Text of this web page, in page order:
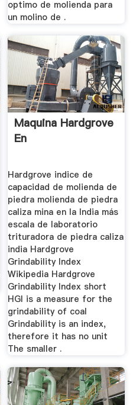
optimo de molienda para
un molino de .
Maquina Hardgrove
En
Hardgrove indice de
capacidad de molienda de
piedra molienda de piedra
caliza mina en la India más
escala de laboratorio
trituradora de piedra caliza
india Hardgrove
Grindability Index
Wikipedia Hardgrove
Grindability Index short
HGI is a measure for the
grindability of coal
Grindability is an index,
therefore it has no unit
The smaller .